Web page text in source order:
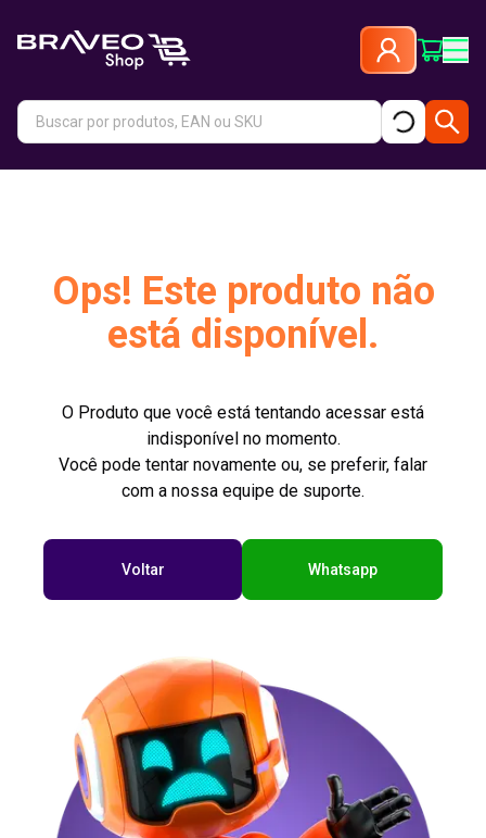
Ops! Este produto não
está disponível.
O Produto que você está tentando acessar está
indisponível no momento.
Você pode tentar novamente ou, se preferir, falar
com a nossa equipe de suporte.
Voltar Whatsapp